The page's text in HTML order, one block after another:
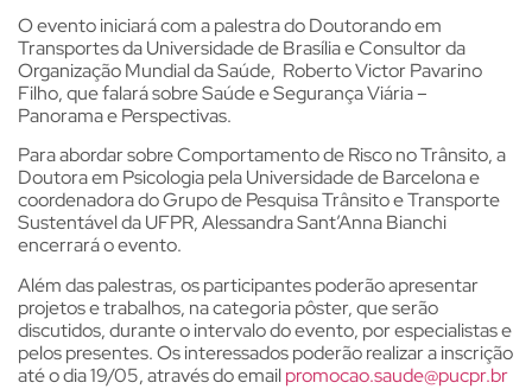
O evento iniciará com a palestra do Doutorando em
Transportes da Universidade de Brasília e Consultor da
Organização Mundial da Saúde, Roberto Victor Pavarino
Filho, que falará sobre Saúde e Segurança Viária –
Panorama e Perspectivas.
Para abordar sobre Comportamento de Risco no Trânsito, a
Doutora em Psicologia pela Universidade de Barcelona e
coordenadora do Grupo de Pesquisa Trânsito e Transporte
Sustentável da UFPR, Alessandra Sant’Anna Bianchi
encerrará o evento.
Além das palestras, os participantes poderão apresentar
projetos e trabalhos, na categoria pôster, que serão
discutidos, durante o intervalo do evento, por especialistas e
pelos presentes. Os interessados poderão realizar a inscrição
até o dia 19/05, através do emailpromocao.saude@pucpr.br